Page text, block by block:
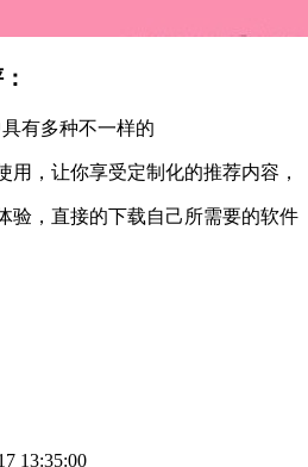
有多种不一样的
，让你享受定制化的推荐内容，
，直接的下载自己所需要的软件
13:35:00